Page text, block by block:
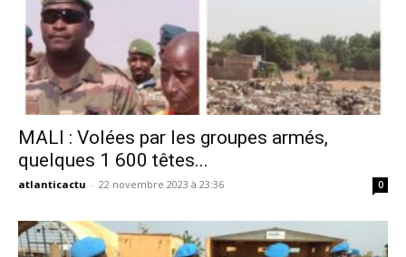
MALI : Volées par les groupes armés,
quelques 1 600 têtes...
atlanticactu - 22 novembre 2023 à 23:36 0